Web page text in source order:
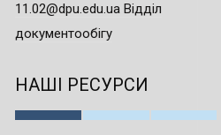
11.02@dpu.edu.ua Відділ
документообігу
НАШІ РЕСУРСИ